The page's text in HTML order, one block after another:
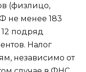
(физлицо,
не менее 183
подряд
Налог
независимо от